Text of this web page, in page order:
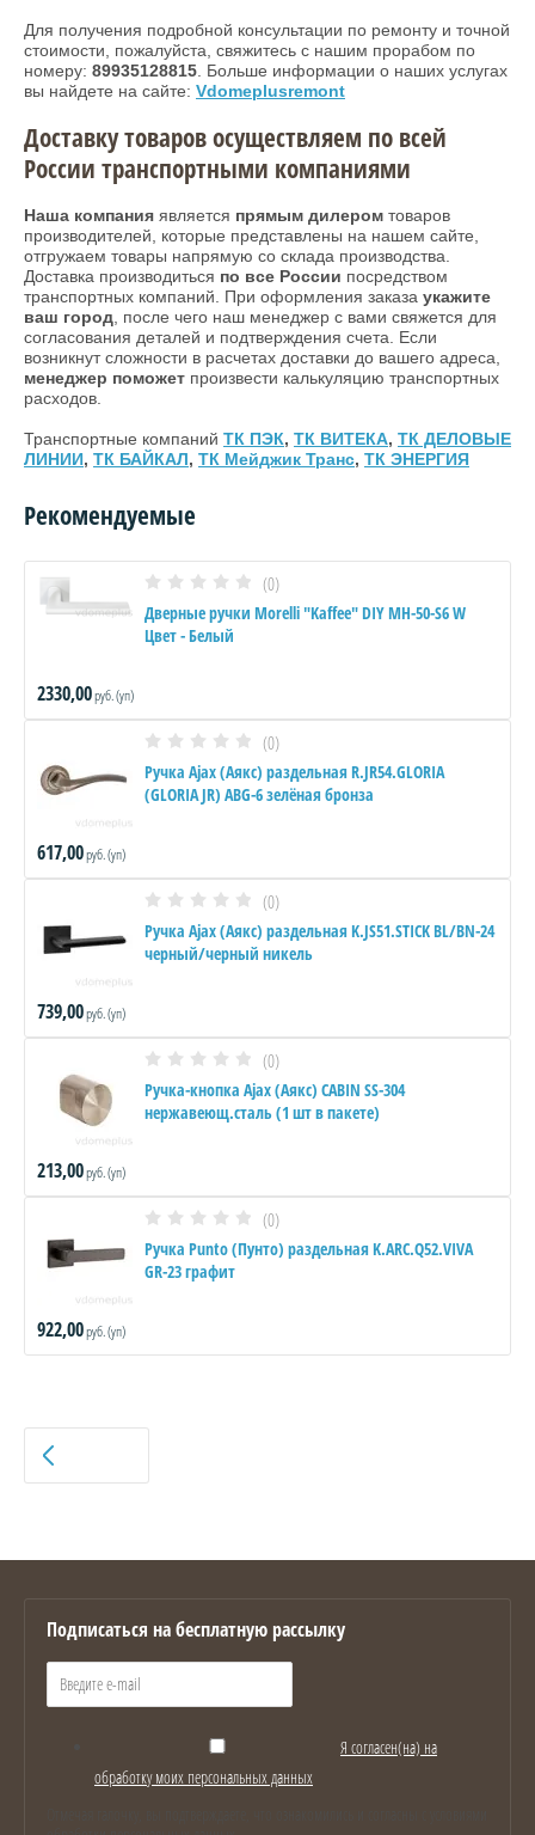
Для получения подробной консультации по ремонту и точной
стоимости, пожалуйста, свяжитесь с нашим прорабом по
номеру: 89935128815 . Больше информации о наших услугах
вы найдете на сайте: Vdomeplusremont
Доставку товаров осуществляем по всей
России транспортными компаниями
Наша компания является прямым дилером товаров
производителей, которые представлены на нашем сайте,
отгружаем товары напрямую со склада производства.
Доставка производиться по все России посредством
транспортных компаний. При оформления заказа укажите
ваш город , после чего наш менеджер с вами свяжется для
согласования деталей и подтверждения счета. Если
возникнут сложности в расчетах доставки до вашего адреса,
менеджер поможет произвести калькуляцию транспортных
расходов.
Транспортные компаний ТК ПЭК, ТК ВИТЕКА, ТК ДЕЛОВЫЕ
ЛИНИИ, ТК БАЙКАЛ, ТК Мейджик Транс, ТК ЭНЕРГИЯ
Рекомендуемые
(0)
Дверные ручки Morelli "Kaffee" DIY MH-50-S6 W
Цвет - Белый
2330,00руб. (уп)
(0)
Ручка Ajax (Аякс) раздельная R.JR54.GLORIA
(GLORIA JR) ABG-6 зелёная бронза
617,00руб. (уп)
(0)
Ручка Ajax (Аякс) раздельная K.JS51.STICK BL/BN-24
черный/черный никель
739,00руб. (уп)
(0)
Ручка-кнопка Ajax (Аякс) CABIN SS-304
нержавеющ.сталь (1 шт в пакете)
213,00руб. (уп)
(0)
Ручка Punto (Пунто) раздельная K.ARC.Q52.VIVA
GR-23 графит
922,00руб. (уп)
Подписаться на бесплатную рассылку
Я согласен(на) на
обработку моих персональных данных